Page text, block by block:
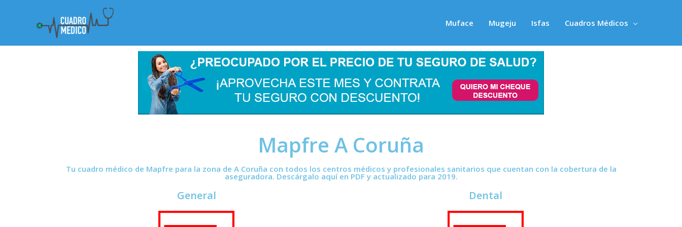
Muface Mugeju Isfas Cuadros Médicos
Mapfre A Coruña
Tu cuadro médico de Mapfre para la zona de A Coruña con todos los centros médicos y profesionales sanitarios que cuentan con la cobertura de la
aseguradora. Descárgalo aquí en PDF y actualizado para 2019.
General Dental